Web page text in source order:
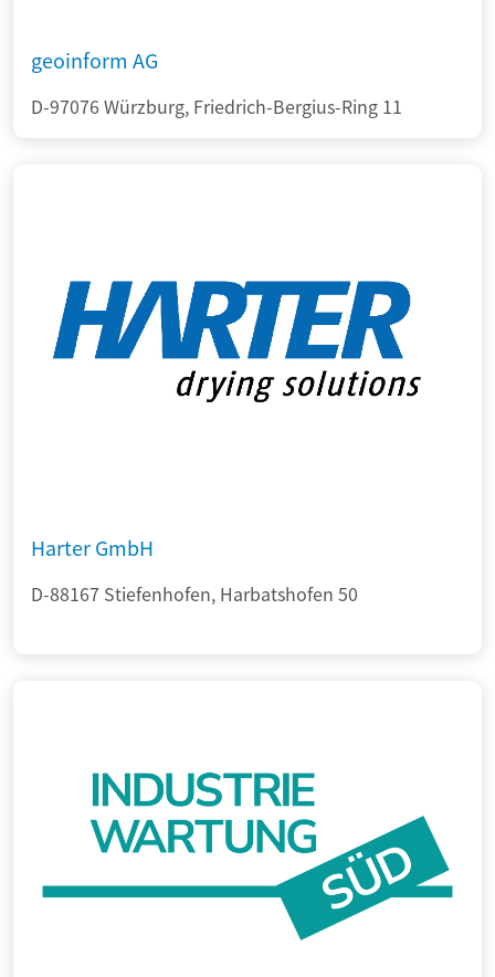
geoinform AG
D-97076 Würzburg, Friedrich-Bergius-Ring 11
Harter GmbH
D-88167 Stiefenhofen, Harbatshofen 50